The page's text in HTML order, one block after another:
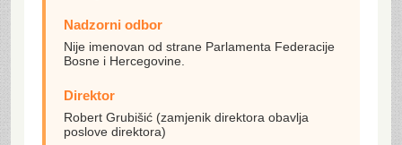
Nadzorni odbor
Nije imenovan od strane Parlamenta Federacije
Bosne i Hercegovine.
Direktor
Robert Grubišić (zamjenik direktora obavlja
poslove direktora)